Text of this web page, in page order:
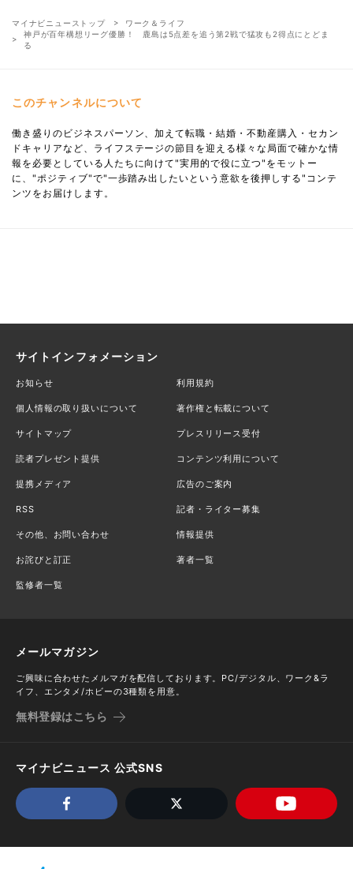
マイナビニューストップ
ワーク＆ライフ
神戸が百年構想リーグ優勝！ 鹿島は5点差を追う第2戦で猛攻も2得点にとどま
る
このチャンネルについて
働き盛りのビジネスパーソン、加えて転職・結婚・不動産購入・セカン
ドキャリアなど、ライフステージの節目を迎える様々な局面で確かな情
報を必要としている人たちに向けて"実用的で役に立つ"をモットー
に、"ポジティブ"で"一歩踏み出したいという意欲を後押しする"コンテ
ンツをお届けします。
サイトインフォメーション
お知らせ 利用規約
個人情報の取り扱いについて 著作権と転載について
サイトマップ プレスリリース受付
読者プレゼント提供 コンテンツ利用について
提携メディア 広告のご案内
RSS 記者・ライター募集
その他、お問い合わせ 情報提供
お詫びと訂正 著者一覧
監修者一覧
メールマガジン
ご興味に合わせたメルマガを配信しております。PC/デジタル、ワーク&ラ
イフ、エンタメ/ホビーの3種類を用意。
無料登録はこちら
マイナビニュース 公式SNS